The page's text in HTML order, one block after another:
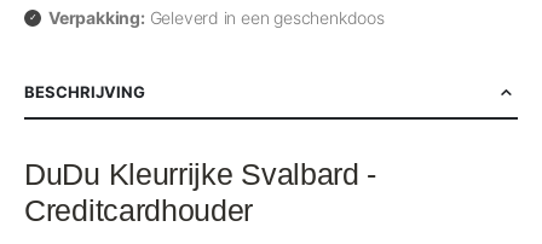
Verpakking: Geleverd in een geschenkdoos
BESCHRIJVING
DuDu Kleurrijke Svalbard -
Creditcardhouder